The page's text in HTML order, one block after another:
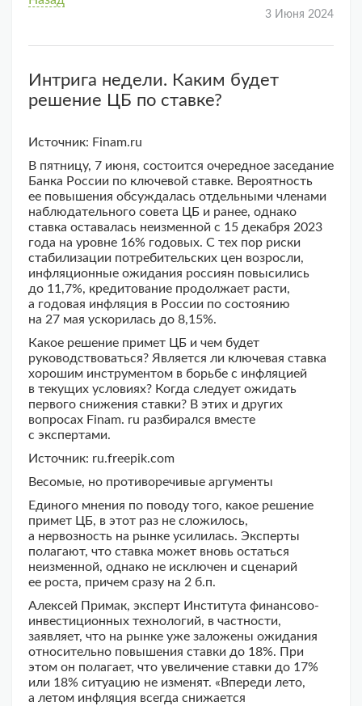
3 Июня 2024
Интрига недели. Каким будет
решение ЦБ по ставке?
Источник: Finam.ru
В пятницу, 7 июня, состоится очередное заседание
Банка России по ключевой ставке. Вероятность
ее повышения обсуждалась отдельными членами
наблюдательного совета ЦБ и ранее, однако
ставка оставалась неизменной с 15 декабря 2023
года на уровне 16% годовых. С тех пор риски
стабилизации потребительских цен возросли,
инфляционные ожидания россиян повысились
до 11,7%, кредитование продолжает расти,
а годовая инфляция в России по состоянию
на 27 мая ускорилась до 8,15%.
Какое решение примет ЦБ и чем будет
руководствоваться? Является ли ключевая ставка
хорошим инструментом в борьбе с инфляцией
в текущих условиях? Когда следует ожидать
первого снижения ставки? В этих и других
вопросах Finam. ru разбирался вместе
с экспертами.
Источник: ru.freepik.com
Весомые, но противоречивые аргументы
Единого мнения по поводу того, какое решение
примет ЦБ, в этот раз не сложилось,
а нервозность на рынке усилилась. Эксперты
полагают, что ставка может вновь остаться
неизменной, однако не исключен и сценарий
ее роста, причем сразу на 2 б.п.
Алексей Примак, эксперт Института финансово-
инвестиционных технологий, в частности,
заявляет, что на рынке уже заложены ожидания
относительно повышения ставки до 18%. При
этом он полагает, что увеличение ставки до 17%
или 18% ситуацию не изменят. «Впереди лето,
а летом инфляция всегда снижается